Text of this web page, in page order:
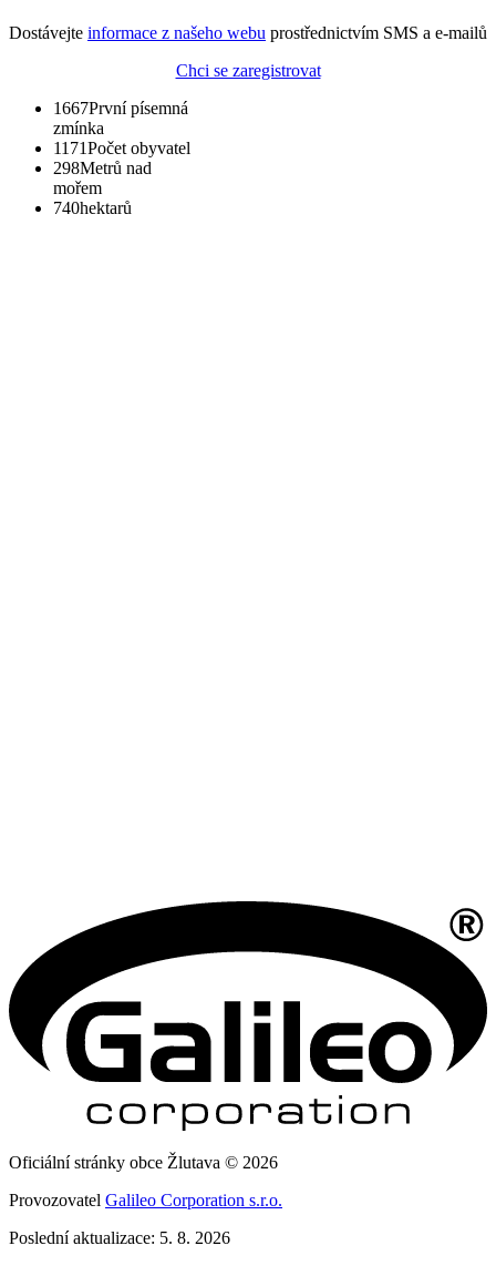
Dostávejte informace z našeho webu prostřednictvím SMS a e-mailů
Chci se zaregistrovat
1667První písemná
zmínka
1171Počet obyvatel
298Metrů nad
mořem
740hektarů
Oficiální stránky obce Žlutava © 2026
Provozovatel Galileo Corporation s.r.o.
Poslední aktualizace: 5. 8. 2026